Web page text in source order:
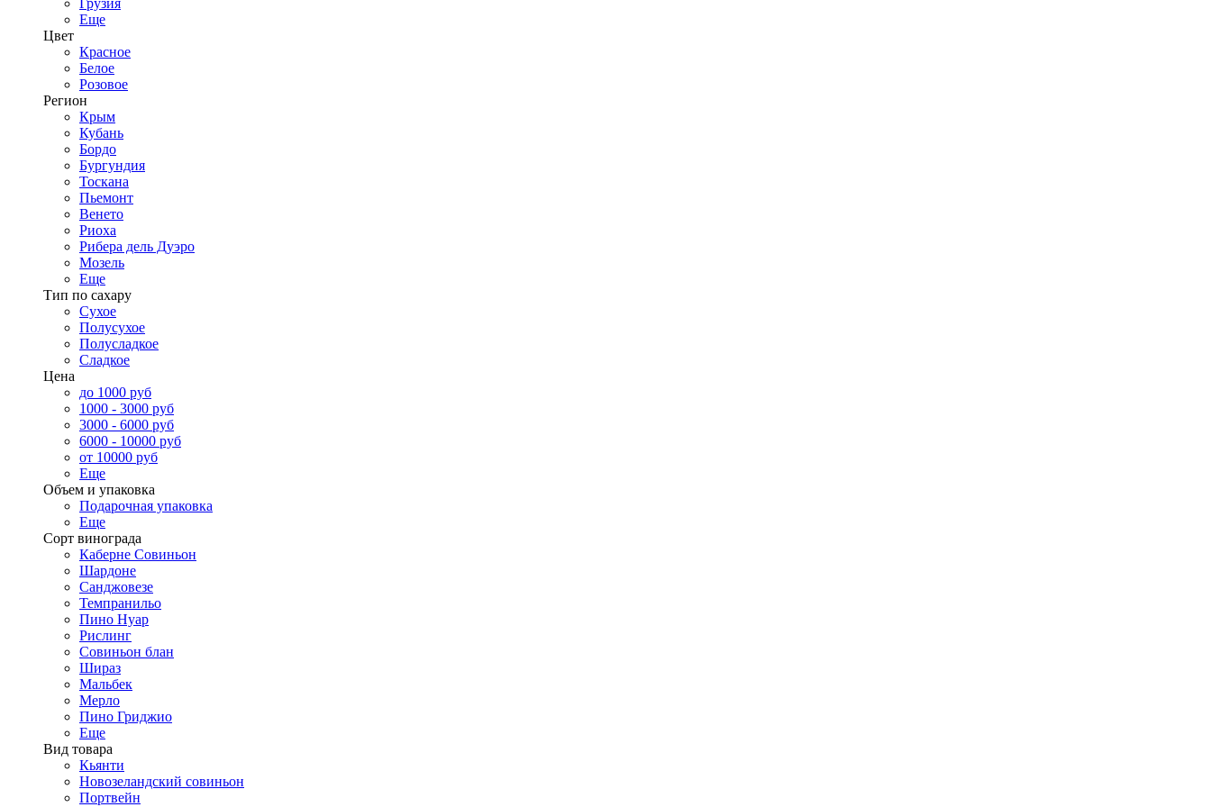
Грузия
Еще
Цвет
Красное
Белое
Розовое
Регион
Крым
Кубань
Бордо
Бургундия
Тоскана
Пьемонт
Венето
Риоха
Рибера дель Дуэро
Мозель
Еще
Тип по сахару
Сухое
Полусухое
Полусладкое
Сладкое
Цена
до 1000 руб
1000 - 3000 руб
3000 - 6000 руб
6000 - 10000 руб
от 10000 руб
Еще
Объем и упаковка
Подарочная упаковка
Еще
Сорт винограда
Каберне Совиньон
Шардоне
Санджовезе
Темпранильо
Пино Нуар
Рислинг
Совиньон блан
Шираз
Мальбек
Мерло
Пино Гриджио
Еще
Вид товара
Кьянти
Новозеландский совиньон
Портвейн